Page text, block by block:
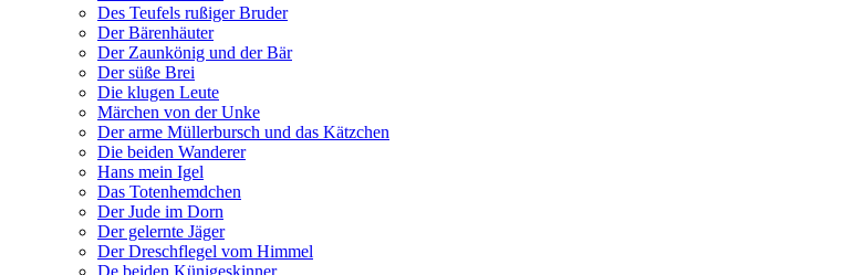
Des Teufels rußiger Bruder
Der Bärenhäuter
Der Zaunkönig und der Bär
Der süße Brei
Die klugen Leute
Märchen von der Unke
Der arme Müllerbursch und das Kätzchen
Die beiden Wanderer
Hans mein Igel
Das Totenhemdchen
Der Jude im Dorn
Der gelernte Jäger
Der Dreschflegel vom Himmel
De beiden Künigeskinner